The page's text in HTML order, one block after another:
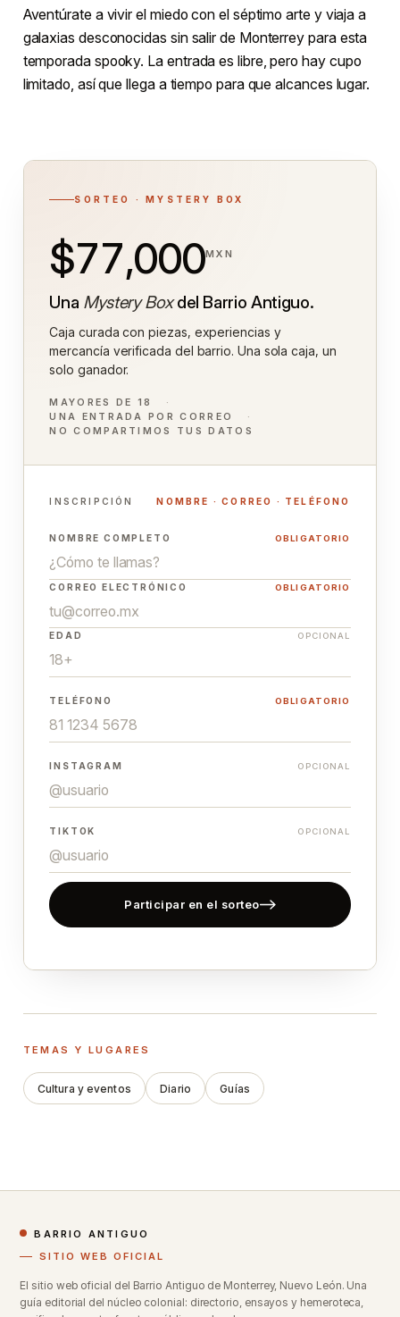
Aventúrate a vivir el miedo con el séptimo arte y viaja a
galaxias desconocidas sin salir de Monterrey para esta
temporada spooky. La entrada es libre, pero hay cupo
limitado, así que llega a tiempo para que alcances lugar.
SORTEO · MYSTERY BOX
$77,000MXN
Una Mystery Boxdel Barrio Antiguo.
Caja curada con piezas, experiencias y
mercancía verificada del barrio. Una sola caja, un
solo ganador.
MAYORES DE 18
UNA ENTRADA POR CORREO
NO COMPARTIMOS TUS DATOS
INSCRIPCIÓN NOMBRE · CORREO · TELÉFONO
NOMBRE COMPLETO OBLIGATORIO
CORREO ELECTRÓNICO OBLIGATORIO
EDAD OPCIONAL
TELÉFONO OBLIGATORIO
INSTAGRAM OPCIONAL
TIKTOK OPCIONAL
Participar en el sorteo
TEMAS Y LUGARES
Cultura y eventos Diario Guías
BARRIO ANTIGUO
SITIO WEB OFICIAL
El sitio web oficial del Barrio Antiguo de Monterrey, Nuevo León. Una
guía editorial del núcleo colonial: directorio, ensayos y hemeroteca,